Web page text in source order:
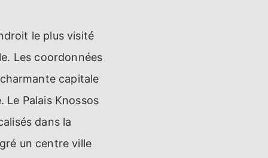
le plus visité
Les coordonnées
capitale
Le Palais Knossos
dans la
un centre ville